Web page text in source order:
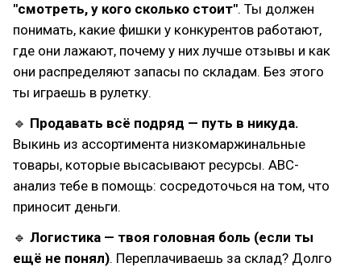
"смотреть, у кого сколько стоит". Ты должен
понимать, какие фишки у конкурентов работают,
где они лажают, почему у них лучше отзывы и как
они распределяют запасы по складам. Без этого
ты играешь в рулетку.
🔹 Продавать всё подряд — путь в никуда.
Выкинь из ассортимента низкомаржинальные
товары, которые высасывают ресурсы. ABC-
анализ тебе в помощь: сосредоточься на том, что
приносит деньги.
🔹 Логистика — твоя головная боль (если ты
ещё не понял). Переплачиваешь за склад? Долго